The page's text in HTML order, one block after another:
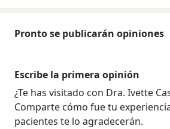
Pronto se publicarán opiniones
Escribe la primera opinión
¿Te has visitado con Dra. Ivette
Comparte cómo fue tu
pacientes te lo agradecerán.